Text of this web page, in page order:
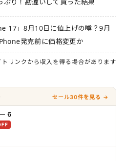
17」8月10日に値上げの噂？9月
発売前に価格変更か
トリンクから収入を得る場合があります
セール30件を見る →
6